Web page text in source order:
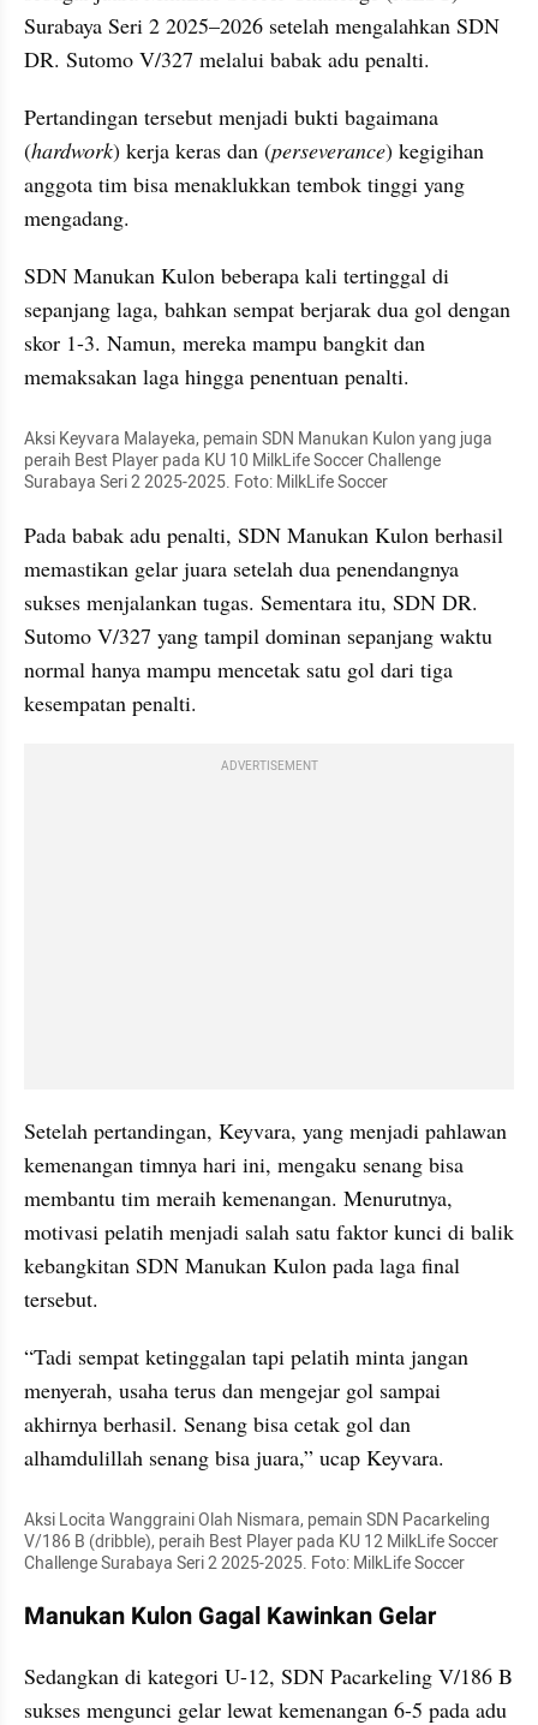
Surabaya Seri 2 2025–2026 setelah mengalahkan SDN
DR. Sutomo V/327 melalui babak adu penalti.
Pertandingan tersebut menjadi bukti bagaimana
(hardwork) kerja keras dan (perseverance) kegigihan
anggota tim bisa menaklukkan tembok tinggi yang
mengadang.
SDN Manukan Kulon beberapa kali tertinggal di
sepanjang laga, bahkan sempat berjarak dua gol dengan
skor 1-3. Namun, mereka mampu bangkit dan
memaksakan laga hingga penentuan penalti.
Aksi Keyvara Malayeka, pemain SDN Manukan Kulon yang juga
peraih Best Player pada KU 10 MilkLife Soccer Challenge
Surabaya Seri 2 2025-2025. Foto: MilkLife Soccer
Pada babak adu penalti, SDN Manukan Kulon berhasil
memastikan gelar juara setelah dua penendangnya
sukses menjalankan tugas. Sementara itu, SDN DR.
Sutomo V/327 yang tampil dominan sepanjang waktu
normal hanya mampu mencetak satu gol dari tiga
kesempatan penalti.
ADVERTISEMENT
Setelah pertandingan, Keyvara, yang menjadi pahlawan
kemenangan timnya hari ini, mengaku senang bisa
membantu tim meraih kemenangan. Menurutnya,
motivasi pelatih menjadi salah satu faktor kunci di balik
kebangkitan SDN Manukan Kulon pada laga final
tersebut.
“Tadi sempat ketinggalan tapi pelatih minta jangan
menyerah, usaha terus dan mengejar gol sampai
akhirnya berhasil. Senang bisa cetak gol dan
alhamdulillah senang bisa juara,” ucap Keyvara.
Aksi Locita Wanggraini Olah Nismara, pemain SDN Pacarkeling
V/186 B (dribble), peraih Best Player pada KU 12 MilkLife Soccer
Challenge Surabaya Seri 2 2025-2025. Foto: MilkLife Soccer
Manukan Kulon Gagal Kawinkan Gelar
Sedangkan di kategori U-12, SDN Pacarkeling V/186 B
sukses mengunci gelar lewat kemenangan 6-5 pada adu